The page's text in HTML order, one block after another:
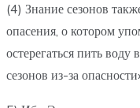
(4) Знание сезонов
опасения, о котором
остерегаться пить
сезонов из-за